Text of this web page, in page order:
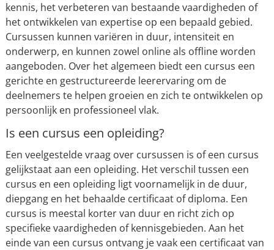
kennis, het verbeteren van bestaande vaardigheden of
het ontwikkelen van expertise op een bepaald gebied.
Cursussen kunnen variëren in duur, intensiteit en
onderwerp, en kunnen zowel online als offline worden
aangeboden. Over het algemeen biedt een cursus een
gerichte en gestructureerde leerervaring om de
deelnemers te helpen groeien en zich te ontwikkelen op
persoonlijk en professioneel vlak.
Is een cursus een opleiding?
Een veelgestelde vraag over cursussen is of een cursus
gelijkstaat aan een opleiding. Het verschil tussen een
cursus en een opleiding ligt voornamelijk in de duur,
diepgang en het behaalde certificaat of diploma. Een
cursus is meestal korter van duur en richt zich op
specifieke vaardigheden of kennisgebieden. Aan het
einde van een cursus ontvang je vaak een certificaat van